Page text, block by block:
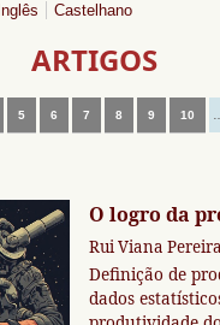
Inglês Castelhano
ARTIGOS
5 6 7 8 9 10
O logro da
Rui Viana Pereira
Definição de
dados